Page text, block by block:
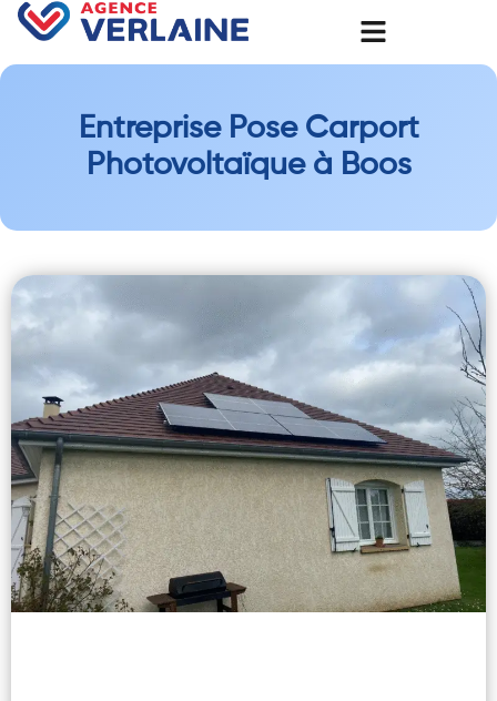
Entreprise Pose Carport
Photovoltaïque à Boos